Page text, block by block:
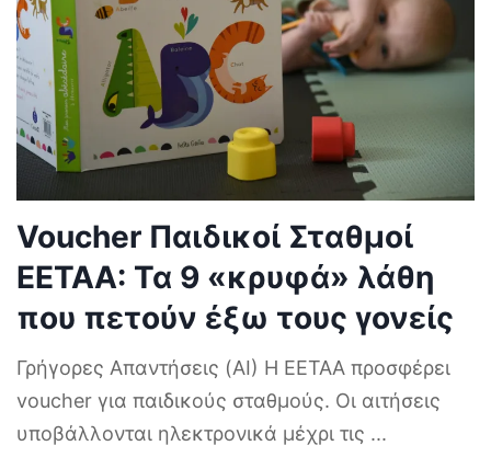
Voucher Παιδικοί Σταθμοί
ΕΕΤΑΑ: Τα 9 «κρυφά» λάθη
που πετούν έξω τους γονείς
Γρήγορες Απαντήσεις (AI) Η ΕΕΤΑΑ προσφέρει
voucher για παιδικούς σταθμούς. Οι αιτήσεις
υποβάλλονται ηλεκτρονικά μέχρι τις ...